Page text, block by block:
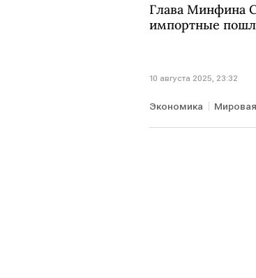
Глава Минфина
импортные
10 августа 2025, 23:32
Экономика